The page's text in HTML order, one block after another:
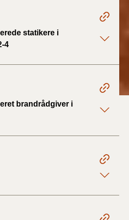
statikere i
4
brandrådgiver i